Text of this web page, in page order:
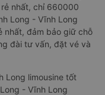
nhất, chỉ 660000
Long - Vĩnh Long
nhất, đảm bảo giữ chỗ
đài tư vấn, đặt vé và
Long limousine tốt
- Vĩnh Long